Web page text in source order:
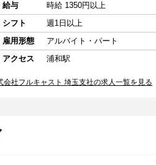
給与
時給 1350円以上
シフト
週1日以上
雇用形態
アルバイト・パート
アクセス
浦和駅
会社フルキャスト 埼玉支社の求人一覧を見る